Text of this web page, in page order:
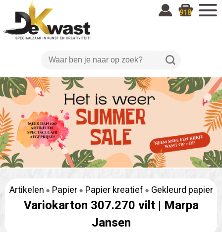
918
Artikelen Papier Papier kreatief Gekleurd papier
Variokarton 307.270 vilt | Marpa
Jansen